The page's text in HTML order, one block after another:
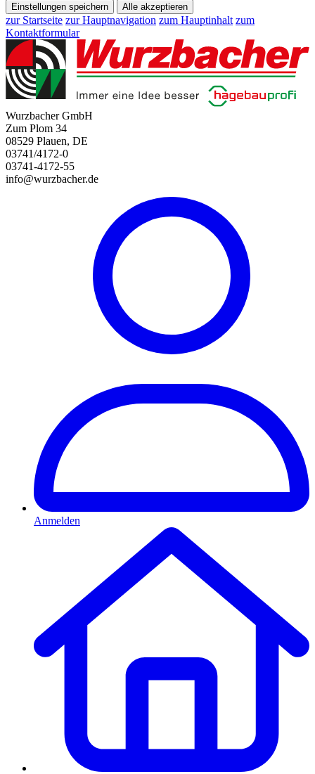
Einstellungen speichern Alle akzeptieren
zur Startseite zur Hauptnavigation zum Hauptinhalt zum
Kontaktformular
Wurzbacher GmbH
Zum Plom 34
08529 Plauen, DE
03741/4172-0
03741-4172-55
info@wurzbacher.de
Anmelden